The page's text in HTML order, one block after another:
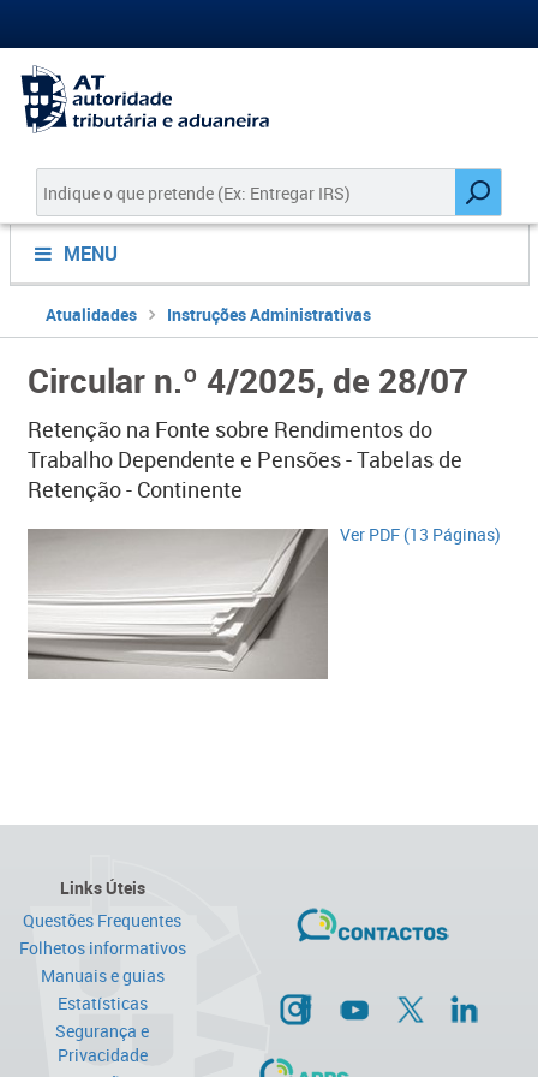
MENU
Atualidades Instruções Administrativas
Circular n.º 4/2025, de 28/07
Retenção na Fonte sobre Rendimentos do
Trabalho Dependente e Pensões - Tabelas de
Retenção - Continente
Ver PDF (13 Páginas​)​
Links Úteis
Questões Frequentes
Folhetos informativos
Manuais e guias
Estatísticas
Segurança e
Privacidade